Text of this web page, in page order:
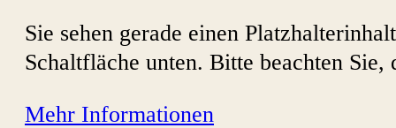
Sie sehen gerade einen
Schaltfläche unten. Bitte beachten
Mehr Informationen